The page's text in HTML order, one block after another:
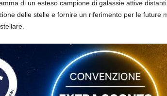
di un esteso campione di galassie attive
delle stelle e fornire un riferimento per le future